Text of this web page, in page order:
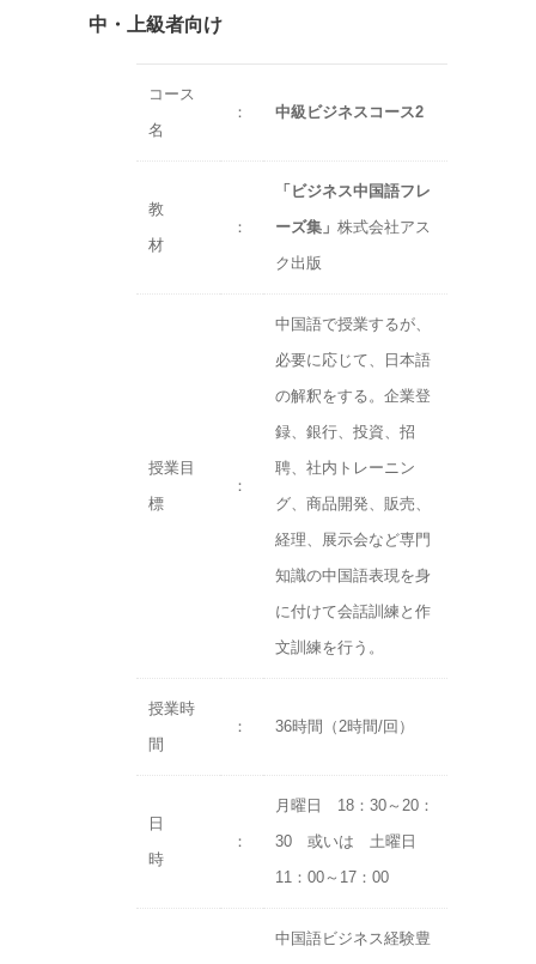
中・上級者向け
コース
名
： 中級ビジネスコース2
教
材
：
「ビジネス中国語フレ
ーズ集」 株式会社アス
ク出版
授業目
標
：
中国語で授業するが、
必要に応じて、日本語
の解釈をする。企業登
録、銀行、投資、招
聘、社内トレーニン
グ、商品開発、販売、
経理、展示会など専門
知識の中国語表現を身
に付けて会話訓練と作
文訓練を行う。
授業時
間
： 36時間（2時間/回）
日
時
：
月曜日 18：30～20：
30 或いは 土曜日
11：00～17：00
中国語ビジネス経験豊